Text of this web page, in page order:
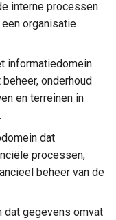
interne processen
organisatie
informatiedomein
onderhoud
en terreinen in
dat
processen,
beheer van de
dat gegevens omvat